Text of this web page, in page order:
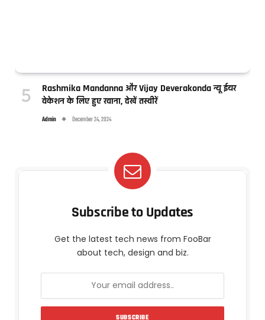
Rashmika Mandanna और Vijay Deverakonda न्यू ईयर
वेकेशन के लिए हुए रवाना, देखें तस्वीरें
Admin December 24, 2024
Subscribe to Updates
Get the latest tech news from FooBar
about tech, design and biz.